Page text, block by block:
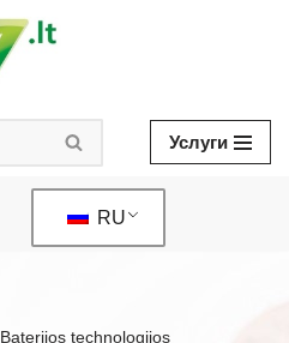
Услуги
RU
Baterijos technologijos